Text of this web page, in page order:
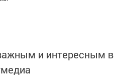
и интересным в